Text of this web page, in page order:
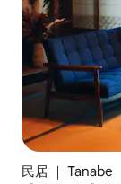
民居 ｜ Tanabe